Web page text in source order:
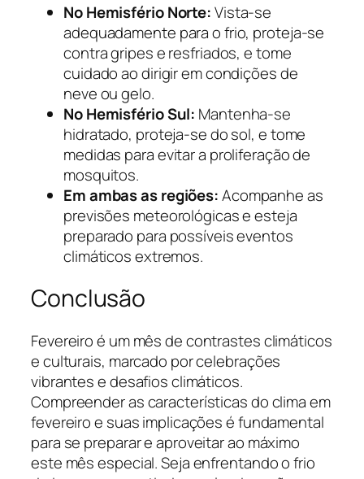
No Hemisfério Norte:Vista-se
adequadamente para o frio, proteja-se
contra gripes e resfriados, e tome
cuidado ao dirigir em condições de
neve ou gelo.
No Hemisfério Sul: Mantenha-se
hidratado, proteja-se do sol, e tome
medidas para evitar a proliferação de
mosquitos.
Em ambas as regiões:Acompanhe as
previsões meteorológicas e esteja
preparado para possíveis eventos
climáticos extremos.
Conclusão
Fevereiro é um mês de contrastes climáticos
e culturais, marcado por celebrações
vibrantes e desafios climáticos.
Compreender as características do clima em
fevereiro e suas implicações é fundamental
para se preparar e aproveitar ao máximo
este mês especial. Seja enfrentando o frio